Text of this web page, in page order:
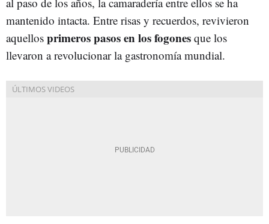
mantenido intacta. Entre risas y recuerdos, revivieron
aquellos primeros pasos en los fogones que los
llevaron a revolucionar la gastronomía mundial.